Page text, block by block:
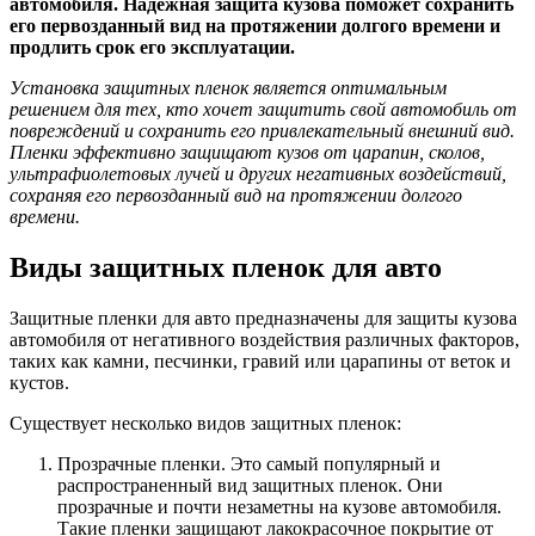
автомобиля. Надежная защита кузова поможет сохранить
его первозданный вид на протяжении долгого времени и
продлить срок его эксплуатации.
Установка защитных пленок является оптимальным
решением для тех, кто хочет защитить свой автомобиль от
повреждений и сохранить его привлекательный внешний вид.
Пленки эффективно защищают кузов от царапин, сколов,
ультрафиолетовых лучей и других негативных воздействий,
сохраняя его первозданный вид на протяжении долгого
времени.
Виды защитных пленок для авто
Защитные пленки для авто предназначены для защиты кузова
автомобиля от негативного воздействия различных факторов,
таких как камни, песчинки, гравий или царапины от веток и
кустов.
Существует несколько видов защитных пленок:
Прозрачные пленки. Это самый популярный и
распространенный вид защитных пленок. Они
прозрачные и почти незаметны на кузове автомобиля.
Такие пленки защищают лакокрасочное покрытие от